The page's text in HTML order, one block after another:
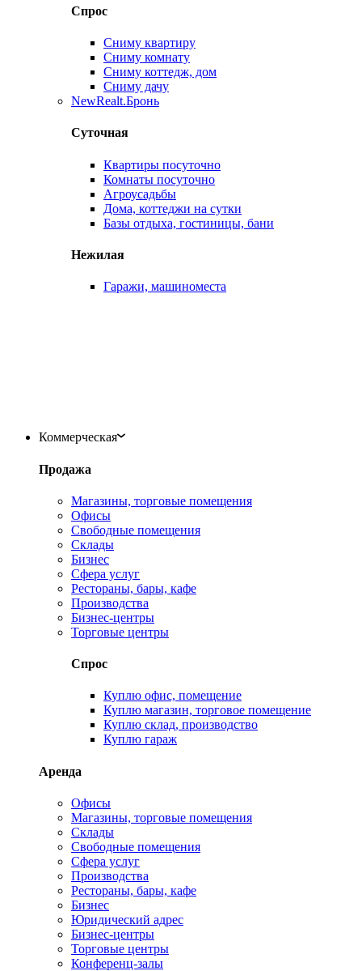
Спрос
Сниму квартиру
Сниму комнату
Сниму коттедж, дом
Сниму дачу
NewRealt.Бронь
Суточная
Квартиры посуточно
Комнаты посуточно
Агроусадьбы
Дома, коттеджи на сутки
Базы отдыха, гостиницы, бани
Нежилая
Гаражи, машиноместа
Коммерческая
Продажа
Магазины, торговые помещения
Офисы
Свободные помещения
Склады
Бизнес
Сфера услуг
Рестораны, бары, кафе
Производства
Бизнес-центры
Торговые центры
Спрос
Куплю офис, помещение
Куплю магазин, торговое помещение
Куплю склад, производство
Куплю гараж
Аренда
Офисы
Магазины, торговые помещения
Склады
Свободные помещения
Сфера услуг
Производства
Рестораны, бары, кафе
Бизнес
Юридический адрес
Бизнес-центры
Торговые центры
Конференц-залы